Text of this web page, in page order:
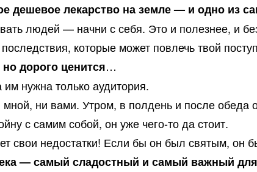
дешевое лекарство на земле — и одно из
людей — начни с себя. Это и полезнее, и
которые может повлечь твой
дорого ценится…
им нужна только аудитория.
ни вами. Утром, в полдень и после обеда
с самим собой, он уже чего-то да стоит.
свои недостатки! Если бы он был святым, он
— самый сладостный и самый важный